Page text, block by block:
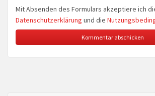
Mit Absenden des Formulars akzeptiere ich
Datenschutzerklärung und die